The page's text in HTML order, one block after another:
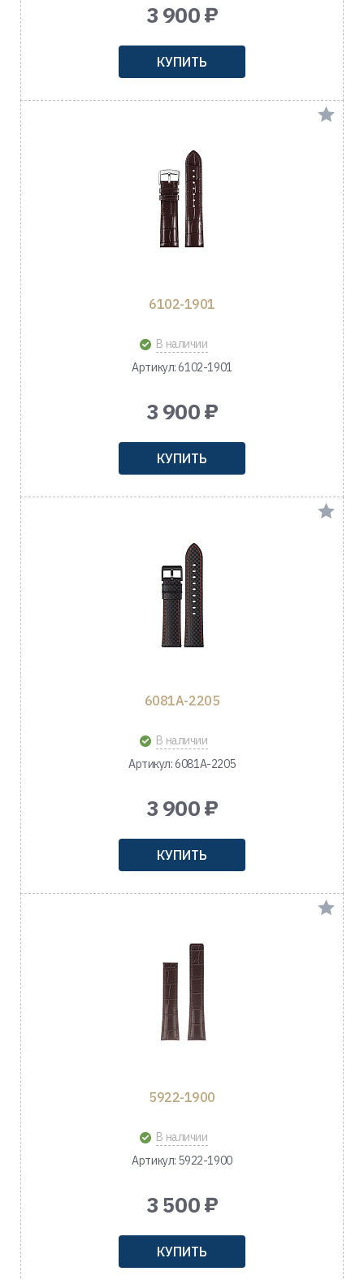
3 900 ₽
КУПИТЬ
6102-1901
В наличии
Артикул: 6102-1901
3 900 ₽
КУПИТЬ
6081A-2205
В наличии
Артикул: 6081A-2205
3 900 ₽
КУПИТЬ
5922-1900
В наличии
Артикул: 5922-1900
3 500 ₽
КУПИТЬ